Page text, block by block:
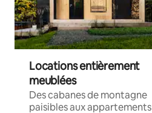
Locations entièrement
meublées
Des cabanes de montagne
paisibles aux appartements